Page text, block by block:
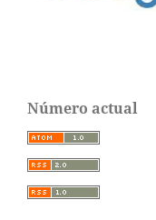
Número actual